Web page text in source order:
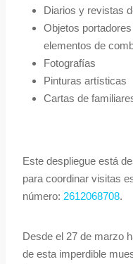
Diarios y revistas
Objetos
elementos de
Fotografías
Pinturas artísticas
Cartas de
Este despliegue está
para coordinar visitas
número: 2612068708.
Desde el 27 de marzo
de esta imperdible